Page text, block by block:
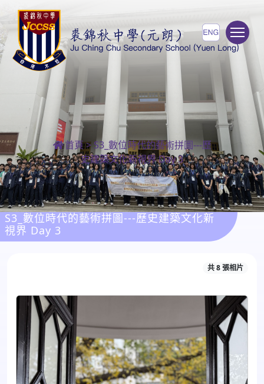
首頁> S3_數位時代的藝術拼圖---歷
史建築文化新視界 Day 3
S3_數位時代的藝術拼圖---歷史建築文化新
視界 Day 3
共 8 張相片